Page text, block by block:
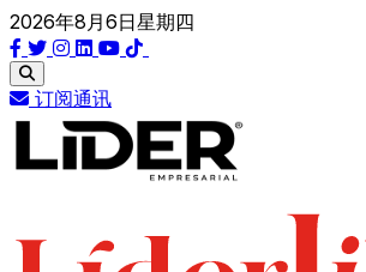
2026年8月6日星期四
订阅通讯